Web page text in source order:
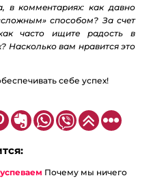
в комментариях: как давно
способом? За счет
часто ищите радость в
Насколько вам нравится это
себе успех!
Почему мы ничего